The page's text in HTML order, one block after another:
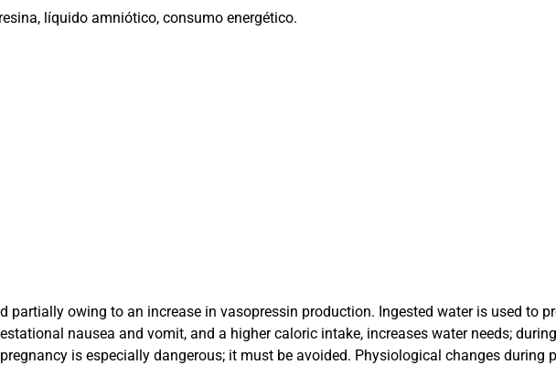
líquido amniótico, consumo energético.
partially owing to an increase in vasopressin production. Ingested water is used to
nausea and vomit, and a higher caloric intake, increases water needs;
is especially dangerous; it must be avoided. Physiological changes during